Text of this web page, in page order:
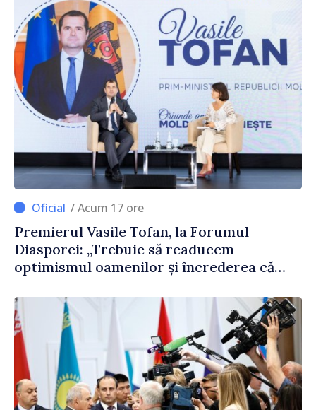
/ Acum 17 ore
Premierul Vasile Tofan, la Forumul
Diasporei: „Trebuie să readucem
optimismul oamenilor și încrederea că
corectă”